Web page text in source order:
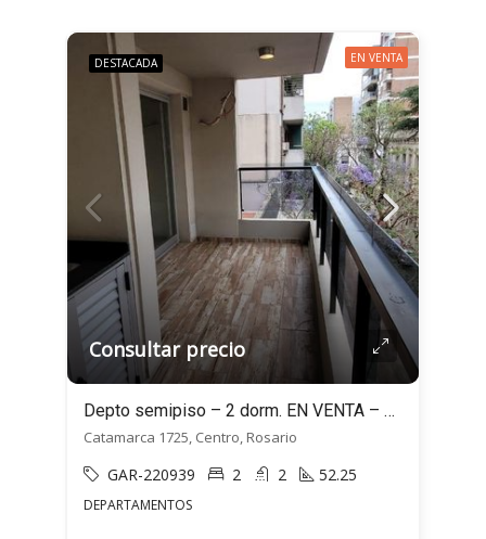
DESTACADA EN VENTA
Consultar precio
Depto semipiso – 2 dorm. EN VENTA – Doble balcón! – Sarmiento 1725, Rosario
Catamarca 1725, Centro, Rosario
GAR-220939 2 2 52.25
DEPARTAMENTOS